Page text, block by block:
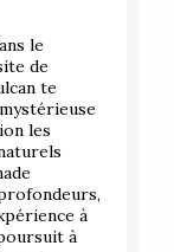
le
de
te
les
à
à